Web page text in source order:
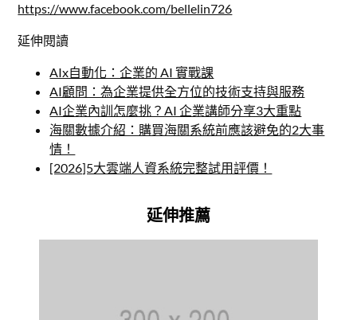
https://www.facebook.com/bellelin726
延伸閱讀
AIx自動化：企業的 AI 實戰課
AI顧問：為企業提供全方位的技術支持與服務
AI企業內訓怎麼挑？AI 企業講師分享3大重點
海關數據介紹：購買海關系統前應該避免的2大事
情！
[2026]5大雲端人資系統完整試用評價！
延伸推薦